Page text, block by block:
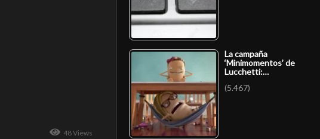
48 Views
La campaña
‘Minimomentos’ de
Lucchetti:…
(5.467)